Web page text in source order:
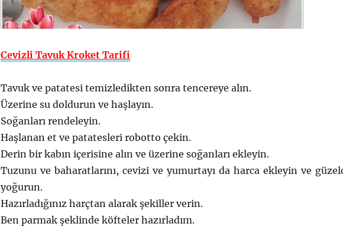
Cevizli Tavuk Kroket Tarifi
Tavuk ve patatesi temizledikten sonra tencereye alın.
Üzerine su doldurun ve haşlayın.
Soğanları rendeleyin.
Haşlanan et ve patatesleri robotto çekin.
Derin bir kabın içerisine alın ve üzerine soğanları ekleyin.
Tuzunu ve baharatlarını, cevizi ve yumurtayı da harca ekleyin ve
yoğurun.
Hazırladığınız harçtan alarak şekiller verin.
Ben parmak şeklinde köfteler hazırladım.